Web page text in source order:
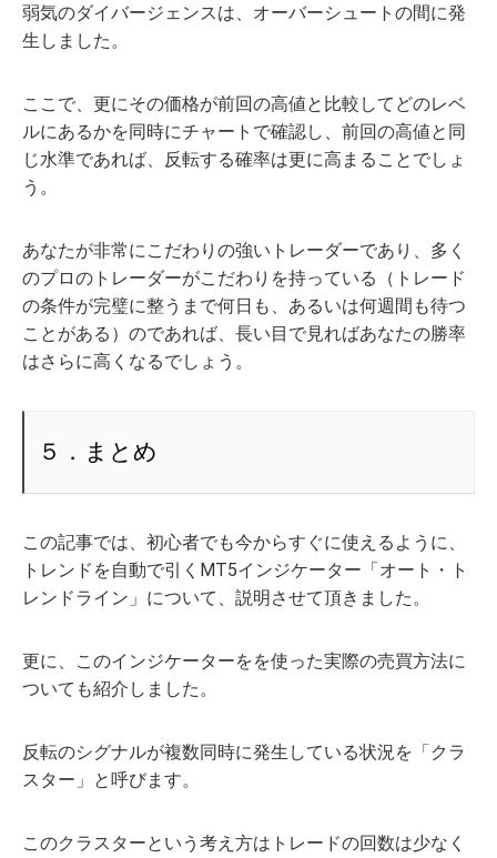
弱気のダイバージェンスは、オーバーシュートの間に発
生しました。
ここで、更にその価格が前回の高値と比較してどのレベ
ルにあるかを同時にチャートで確認し、前回の高値と同
じ水準であれば、反転する確率は更に高まることでしょ
う。
あなたが非常にこだわりの強いトレーダーであり、多く
のプロのトレーダーがこだわりを持っている（トレード
の条件が完璧に整うまで何日も、あるいは何週間も待つ
ことがある）のであれば、長い目で見ればあなたの勝率
はさらに高くなるでしょう。
５．まとめ
この記事では、初心者でも今からすぐに使えるように、
トレンドを自動で引くMT5インジケーター「オート・ト
レンドライン」について、説明させて頂きました。
更に、このインジケーターをを使った実際の売買方法に
ついても紹介しました。
反転のシグナルが複数同時に発生している状況を「クラ
スター」と呼びます。
このクラスターという考え方はトレードの回数は少なく